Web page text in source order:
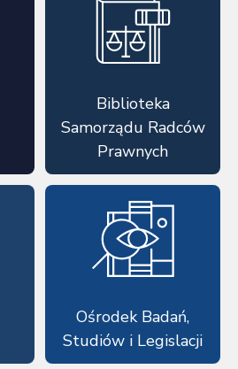
Biblioteka
Samorządu Radców
Prawnych
Ośrodek Badań,
Studiów i Legislacji